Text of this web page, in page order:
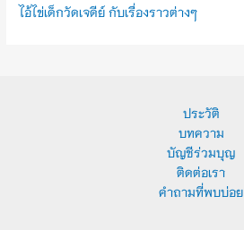
ไอ้ไข่เด็กวัดเจดีย์ กับเรื่องราวต่างๆ
ประวัติ
บทความ
บัญชีร่วมบุญ
ติดต่อเรา
คำถามที่พบบ่อย